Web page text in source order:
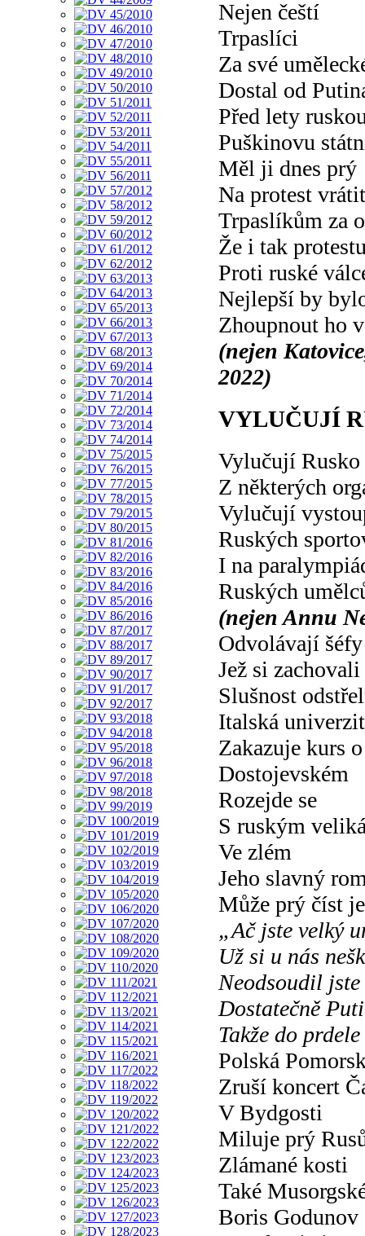
Nejen čeští
Trpaslíci
Za své
Dostal od
Před lety
Puškinovu
Měl ji dnes prý
Na protest vrátit
Trpaslíkům za
Že i tak
Proti ruské
Nejlepší by
Zhoupnout ho
(nejen
2022)
VYLUČUJÍ
Vylučují Rusko
Z některých
Vylučují
Ruských
I na
Ruských
(nejen Annu
Odvolávají šéfy
Jež si
Slušnost
Italská
Zakazuje kurs o
Dostojevském
Rozejde se
S ruským
Ve zlém
Jeho slavný
Může prý číst
„Ač jste velký
Už si u nás
Neodsoudil jste
Dostatečně
Takže do
Polská
Zruší koncert
V Bydgosti
Miluje prý
Zlámané kosti
Také
Boris Godunov